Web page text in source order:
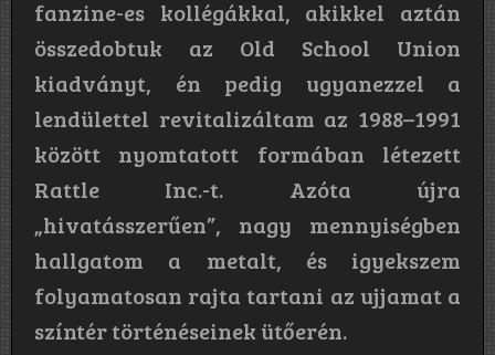
fanzine-es kollégákkal, akikkel aztán
összedobtuk az Old School Union
kiadványt, én pedig ugyanezzel a
lendülettel revitalizáltam az 1988–1991
között nyomtatott formában létezett
Rattle Inc.-t. Azóta újra
„hivatásszerűen”, nagy mennyiségben
hallgatom a metalt, és igyekszem
folyamatosan rajta tartani az ujjamat a
színtér történéseinek ütőerén.